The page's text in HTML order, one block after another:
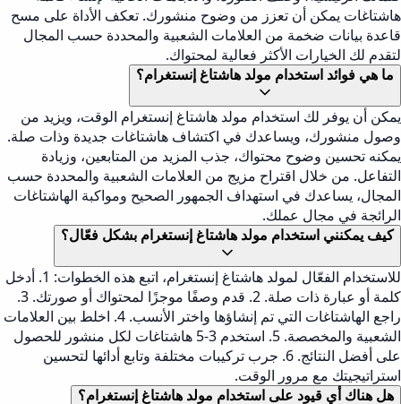
هاشتاغات يمكن أن تعزز من وضوح منشورك. تعكف الأداة على مسح
قاعدة بيانات ضخمة من العلامات الشعبية والمحددة حسب المجال
لتقدم لك الخيارات الأكثر فعالية لمحتواك.
ما هي فوائد استخدام مولد هاشتاغ إنستغرام؟
يمكن أن يوفر لك استخدام مولد هاشتاغ إنستغرام الوقت، ويزيد من
وصول منشورك، ويساعدك في اكتشاف هاشتاغات جديدة وذات صلة.
يمكنه تحسين وضوح محتواك، جذب المزيد من المتابعين، وزيادة
التفاعل. من خلال اقتراح مزيج من العلامات الشعبية والمحددة حسب
المجال، يساعدك في استهداف الجمهور الصحيح ومواكبة الهاشتاغات
الرائجة في مجال عملك.
كيف يمكنني استخدام مولد هاشتاغ إنستغرام بشكل فعّال؟
للاستخدام الفعّال لمولد هاشتاغ إنستغرام، اتبع هذه الخطوات: 1. أدخل
كلمة أو عبارة ذات صلة. 2. قدم وصفًا موجزًا لمحتواك أو صورتك. 3.
راجع الهاشتاغات التي تم إنشاؤها واختر الأنسب. 4. اخلط بين العلامات
الشعبية والمخصصة. 5. استخدم 3-5 هاشتاغات لكل منشور للحصول
على أفضل النتائج. 6. جرب تركيبات مختلفة وتابع أدائها لتحسين
استراتيجيتك مع مرور الوقت.
هل هناك أي قيود على استخدام مولد هاشتاغ إنستغرام؟